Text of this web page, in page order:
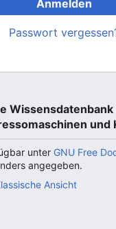
Anmelden
Passwort
Wissensdatenbank
und
unter GNU Free
angegeben.
Ansicht